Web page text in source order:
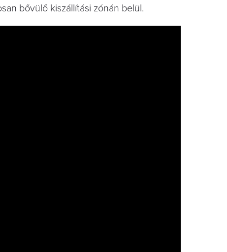
bővülő kiszállítási zónán belül.